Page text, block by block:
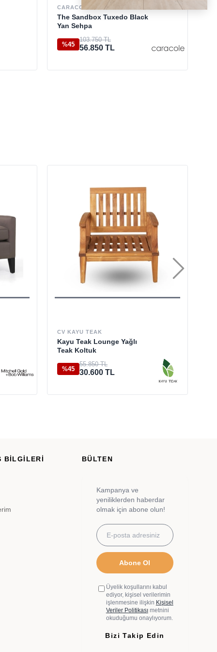
CARACOLE
The Sandbox Tuxedo Black
Yan Sehpa
%45
103.750 TL
56.850 TL
CV KAYU TEAK
Kayu Teak Lounge Yağlı
Teak Koltuk
%45
55.850 TL
30.600 TL
BİLGİLERİ BÜLTEN
Kampanya ve
yeniliklerden haberdar
olmak için abone olun!
Abone Ol
Üyelik koşullarını kabul
ediyor, kişisel verilerimin
işlenmesine ilişkin Kişisel
Veriler Politikasımetnini
okuduğumu onaylıyorum.
Bizi Takip Edin